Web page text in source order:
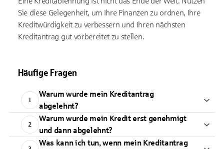
Sie diese Gelegenheit, um Ihre Finanzen zu ordnen, Ihre
Kreditwürdigkeit zu verbessern und Ihren nächsten
Kreditantrag gut vorbereitet zu stellen.
Häufige Fragen
1
Warum wurde mein Kreditantrag
abgelehnt?
2
Warum wurde mein Kredit erst genehmigt
und dann abgelehnt?
Was kann ich tun, wenn mein Kreditantrag